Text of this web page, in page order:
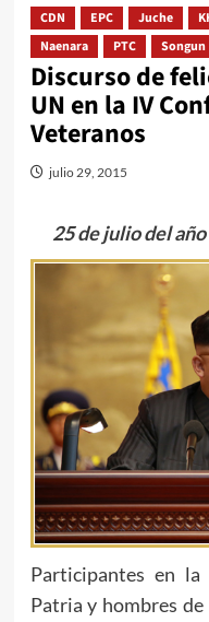
CDN EPC Juche
Naenara
PTC Songun
Discurso de
UN en la IV
Veteranos
julio 29, 2015
25 de julio del
Participantes en
Patria y hombres